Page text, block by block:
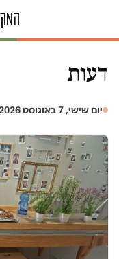
דעות
יום שישי, 7 באוגוסט 2026